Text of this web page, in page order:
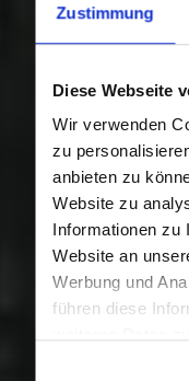
Zustimmung
Diese Webseite
Wir verwenden
zu
anbieten zu
Website zu
Informationen zu
Website an
Werbung und
führen diese